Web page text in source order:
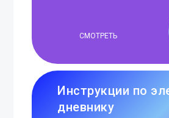
Инструкции по
дневнику
СМОТРЕТЬ